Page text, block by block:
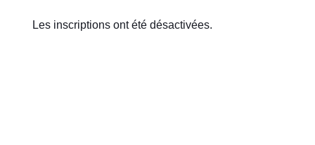
Les inscriptions ont été désactivées.